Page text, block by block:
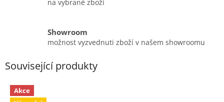
na vybrané zboží
Showroom
možnost vyzvednuti zboží v našem showroomu
Související produkty
Akce